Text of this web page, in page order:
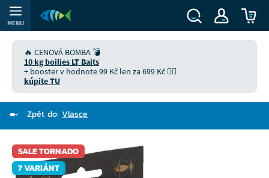
MENU
🔥 CENOVÁ BOMBA 💣
10 kg boilies LT Baits
+ booster v hodnote 99 Kč len za 699 Kč 👉🏻
kúpite TU
Zpět do: Vlasce
SALE TORNADO
7 VARIÁNT